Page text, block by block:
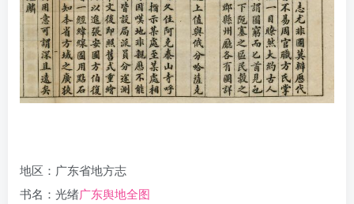
地区：广东省地方志
书名：光绪广东舆地全图